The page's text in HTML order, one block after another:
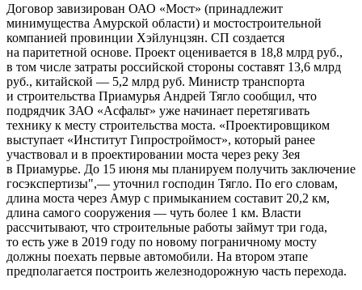
Договор завизирован ОАО «Мост» (принадлежит
минимущества Амурской области) и мостостроительной
компанией провинции Хэйлунцзян. СП создается
на паритетной основе. Проект оценивается в 18,8 млрд руб.,
в том числе затраты российской стороны составят 13,6 млрд
руб., китайской — 5,2 млрд руб. Министр транспорта
и строительства Приамурья Андрей Тягло сообщил, что
подрядчик ЗАО «Асфальт» уже начинает перетягивать
технику к месту строительства моста. «Проектировщиком
выступает «Институт Гипростроймост», который ранее
участвовал и в проектировании моста через реку Зея
в Приамурье. До 15 июня мы планируем получить заключение
госэкспертизы",— уточнил господин Тягло. По его словам,
длина моста через Амур с примыканием составит 20,2 км,
длина самого сооружения — чуть более 1 км. Власти
рассчитывают, что строительные работы займут три года,
то есть уже в 2019 году по новому пограничному мосту
должны поехать первые автомобили. На втором этапе
предполагается построить железнодорожную часть перехода.